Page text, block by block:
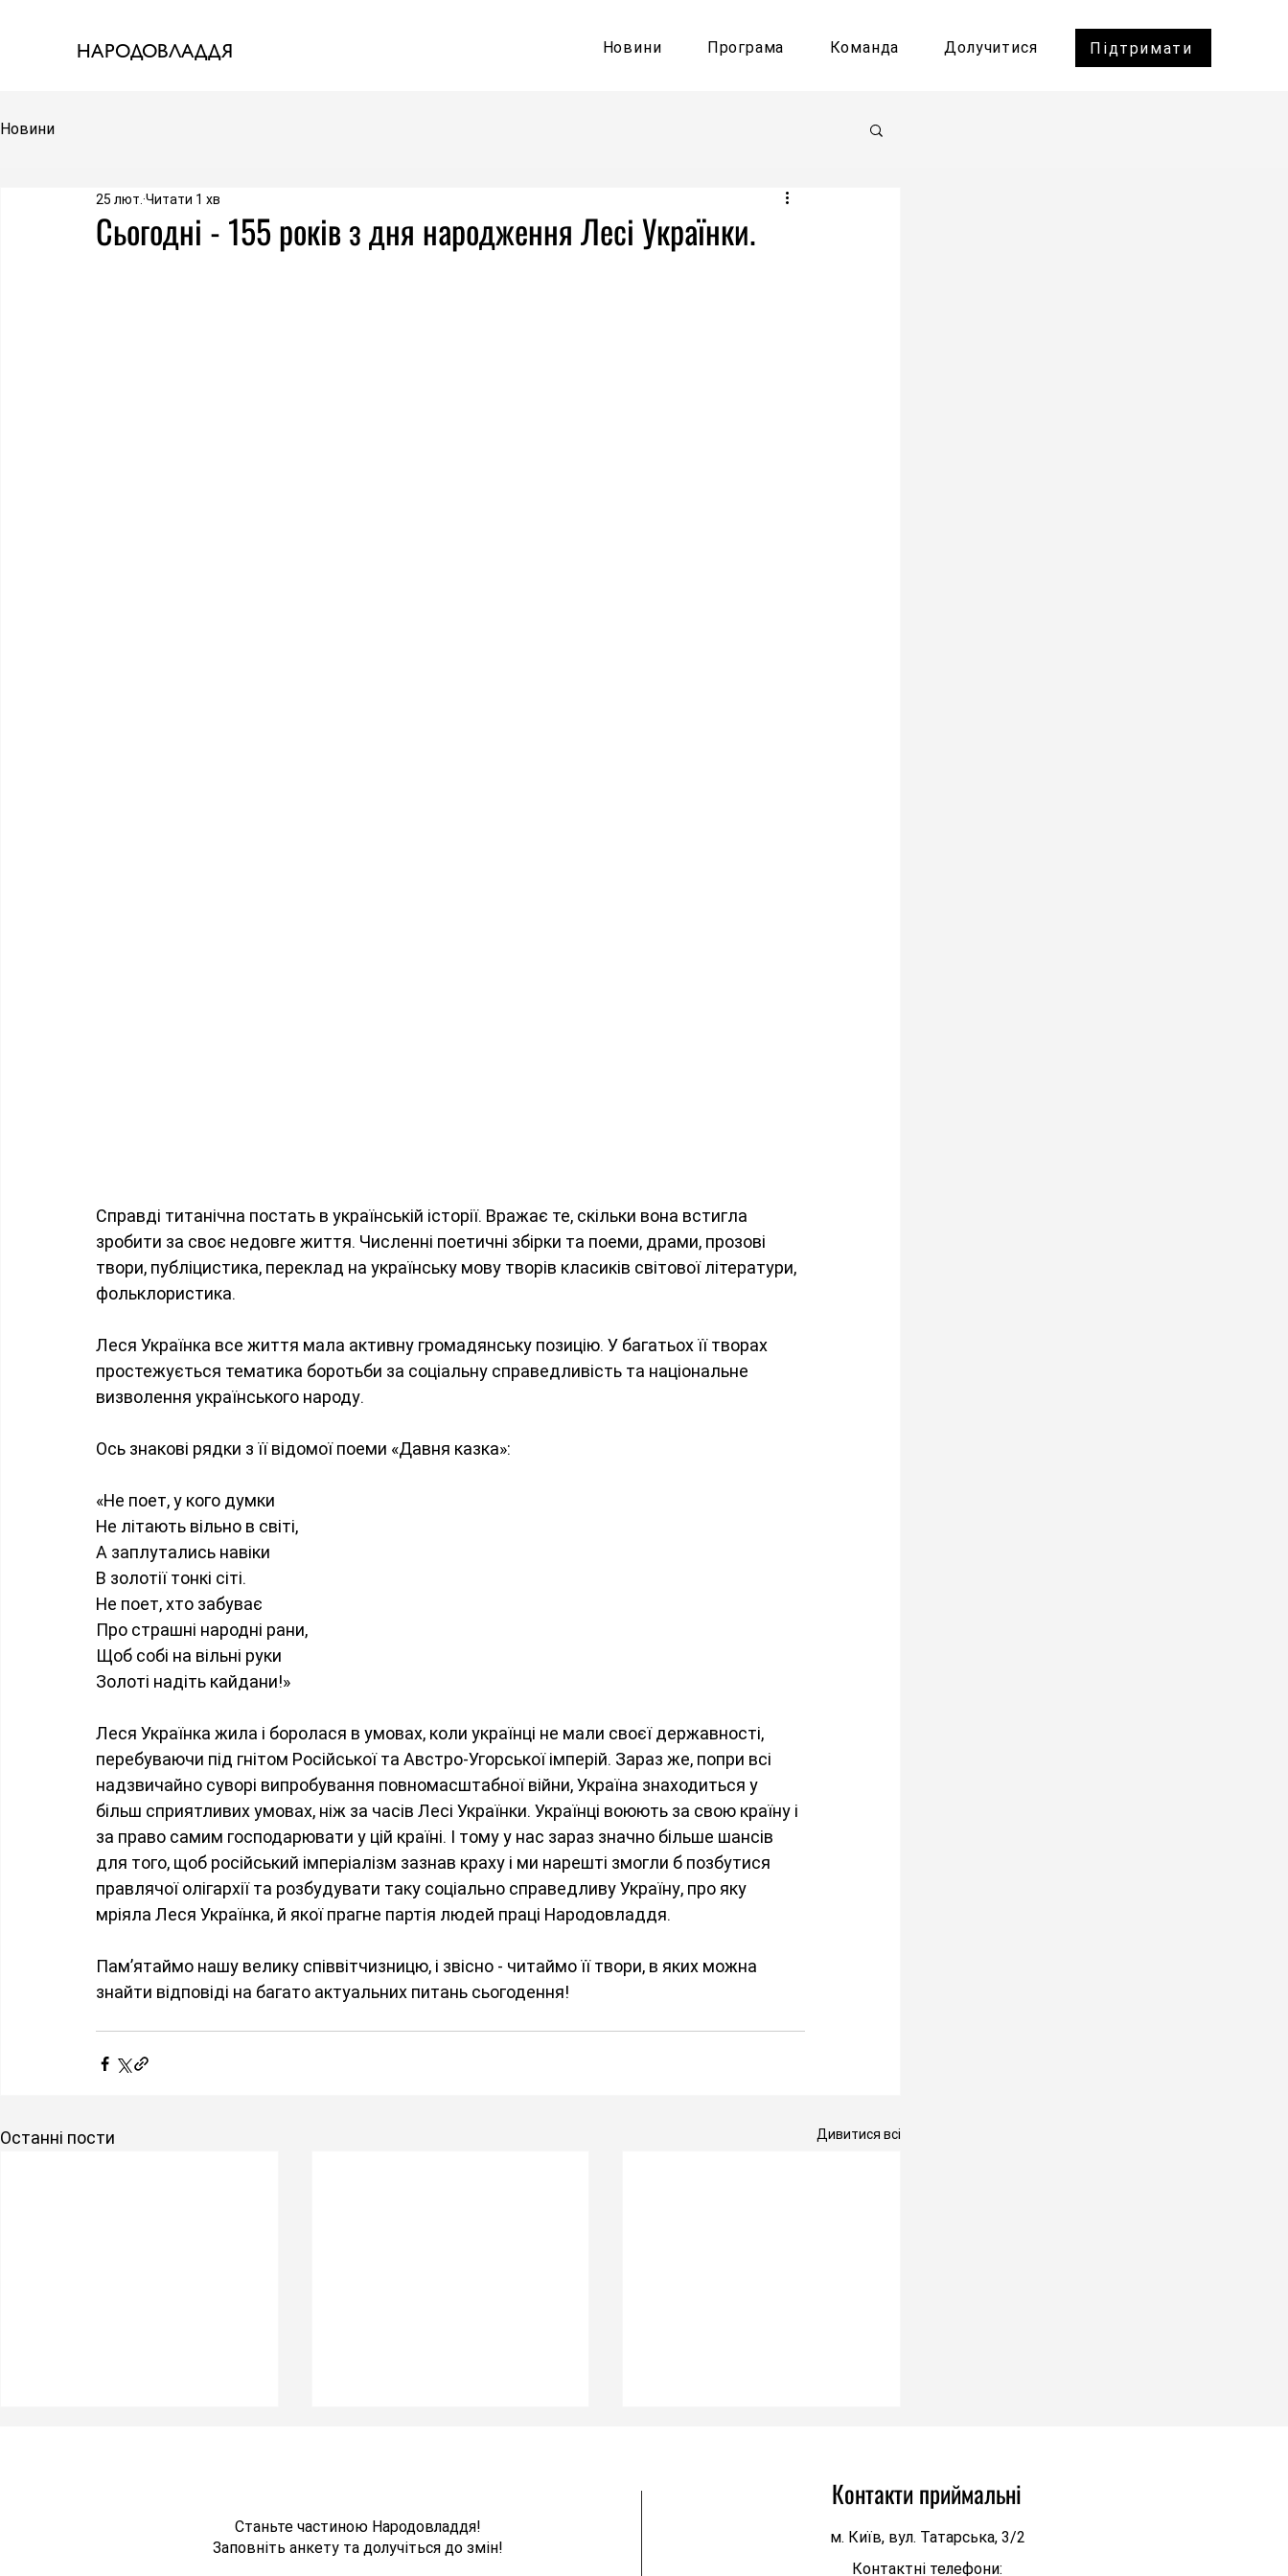
НАРОДОВЛАДДЯ Новини Програма Команда Долучитися Підтримати
Новини
Сьогодні - 155 років з дня народження Лесі Українки.
25 лют. Читати 1 хв
Справді титанічна постать в українській історії. Вражає те, скільки вона встигла
зробити за своє недовге життя. Численні поетичні збірки та поеми, драми, прозові
твори, публіцистика, переклад на українську мову творів класиків світової літератури,
фольклористика.
Леся Українка все життя мала активну громадянську позицію. У багатьох її творах
простежується тематика боротьби за соціальну справедливість та національне
визволення українського народу.
Ось знакові рядки з її відомої поеми «Давня казка»:
«Не поет, у кого думки
Не літають вільно в світі,
А заплутались навіки
В золотії тонкі сіті.
Не поет, хто забуває
Про страшні народні рани,
Щоб собі на вільні руки
Золоті надіть кайдани!»
Леся Українка жила і боролася в умовах, коли українці не мали своєї державності,
перебуваючи під гнітом Російської та Австро-Угорської імперій. Зараз же, попри всі
надзвичайно суворі випробування повномасштабної війни, Україна знаходиться у
більш сприятливих умовах, ніж за часів Лесі Українки. Українці воюють за свою країну і
за право самим господарювати у цій країні. І тому у нас зараз значно більше шансів
для того, щоб російський імперіалізм зазнав краху і ми нарешті змогли б позбутися
правлячої олігархії та розбудувати таку соціально справедливу Україну, про яку
мріяла Леся Українка, й якої прагне партія людей праці Народовладдя.
Пам’ятаймо нашу велику співвітчизницю, і звісно - читаймо її твори, в яких можна
знайти відповіді на багато актуальних питань сьогодення!
Останні пости Дивитися всі
Станьте частиною Народовладдя!
Заповніть анкету та долучіться до змін!
Контакти приймальні
м. Київ, вул. Татарська, 3/2
Контактні телефони: